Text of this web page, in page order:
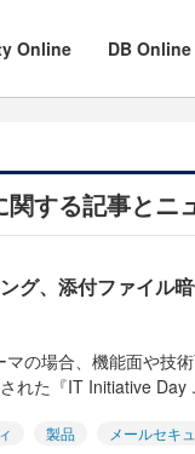
Online DB Online
関する記事とニ
グ、添付ファイル
の場合、機能面や技
れた『IT Initiative Day
製品 メールセキ